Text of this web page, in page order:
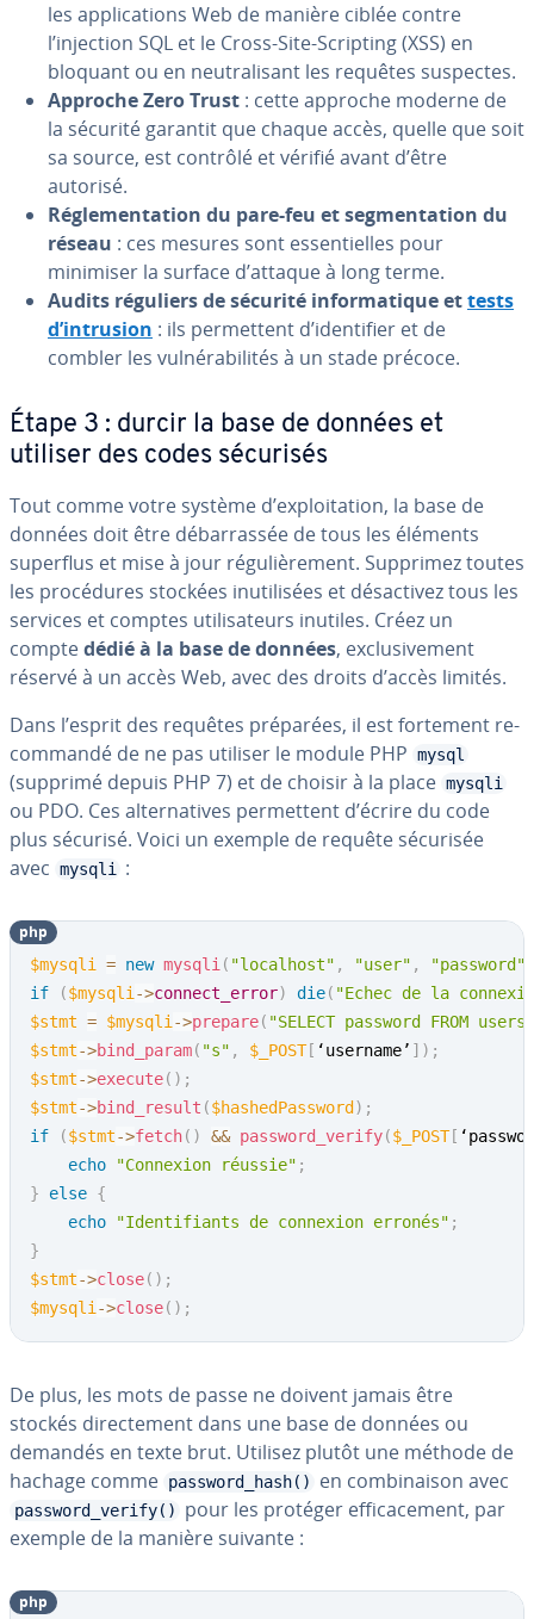
les ap­pli­ca­tions Web de manière ciblée contre
l’injection SQL et le Cross-Site-Scripting (XSS) en
bloquant ou en neu­tra­li­sant les requêtes suspectes.
Approche Zero Trust : cette approche moderne de
la sécurité garantit que chaque accès, quelle que soit
sa source, est contrôlé et vérifié avant d’être
autorisé.
Ré­gle­men­ta­tion du pare-feu et seg­men­ta­tion du
réseau : ces mesures sont es­sen­tielles pour
minimiser la surface d’attaque à long terme.
Audits réguliers de sécurité in­for­ma­tique ettests
d’intrusion : ils per­met­tent d’iden­ti­fier et de
combler les vul­né­ra­bi­li­tés à un stade précoce.
Étape 3 : durcir la base de données et
utiliser des codes sécurisés
Tout comme votre système d’ex­ploi­ta­tion, la base de
données doit être dé­bar­ras­sée de tous les éléments
superflus et mise à jour ré­gu­liè­re­ment. Supprimez toutes
les pro­cé­dures stockées inu­ti­li­sées et dé­sac­ti­vez tous les
services et comptes uti­li­sa­teurs inutiles. Créez un
comptedédié à la base de données, ex­clu­si­ve­ment
réservé à un accès Web, avec des droits d’accès limités.
Dans l’esprit des requêtes préparées, il est fortement re­
com­mandé de ne pas utiliser le module PHP mysql
(supprimé depuis PHP 7) et de choisir à la place mysqli
ou PDO. Ces al­ter­na­tives per­met­tent d’écrire du code
plus sécurisé. Voici un exemple de requête sécurisée
avec mysqli :
$mysqli = new mysqli ( "localhost" , "user" , "password"
if
($mysqli ->connect_error) die( "Echec de la
$stmt = $mysqli ->prepare( "SELECT password FROM
$stmt->bind_param( "s" , $_POST[ ‘username’ ] ) ;
$stmt->execute( ) ;
$stmt->bind_result ($hashedPassword ) ;
if
($stmt->fetch( ) && password_verify($_POST[
echo
"Connexion réussie" ;
}
else {
echo
"Identifiants de connexion erronés" ;
}
$stmt->close( ) ;
$mysqli ->close( ) ;
php
De plus, les mots de passe ne doivent jamais être
stockés di­rec­te­ment dans une base de données ou
demandés en texte brut. Utilisez plutôt une méthode de
hachage comme password_hash() en com­bi­nai­son avec
password_verify()
pour les protéger ef­fi­ca­ce­ment, par
exemple de la manière suivante :
php